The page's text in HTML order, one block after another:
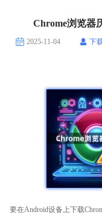
Chrome浏览器
2025-11-04 下
要在Android设备上下载